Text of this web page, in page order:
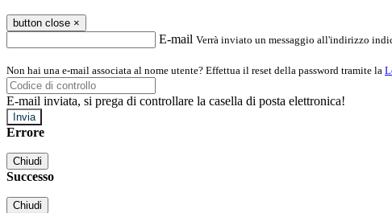
button close ×
E-mail Verrà inviato un messaggio all'indirizzo
Non hai una e-mail associata al nome utente? Effettua il reset della password tramite la
E-mail inviata, si prega di controllare la casella di posta elettronica!
Errore
Chiudi
Successo
Chiudi